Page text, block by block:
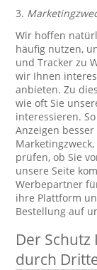
3.
Wir hoffen
häufig nutzen,
und Tracker zu
wir Ihnen
anbieten. Zu
wie oft Sie
interessieren.
Anzeigen
prüfen, ob Sie
unsere Seite
Werbepartner
ihre Plattform
Bestellung auf
Der
durch